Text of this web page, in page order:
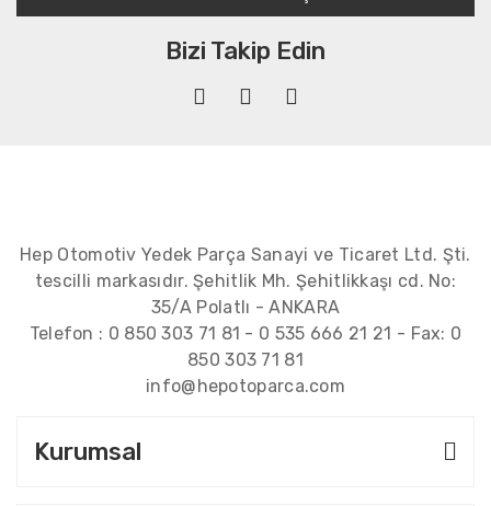
Bizi Takip Edin
Hep Otomotiv Yedek Parça Sanayi ve Ticaret Ltd. Şti.
tescilli markasıdır. Şehitlik Mh. Şehitlikkaşı cd. No:
35/A Polatlı - ANKARA
Telefon : 0 850 303 71 81 - 0 535 666 21 21 - Fax: 0
850 303 71 81
info@hepotoparca.com
Kurumsal